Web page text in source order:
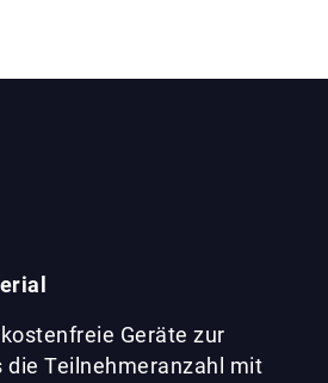
Geräte zur
die Teilnehmeranzahl mit